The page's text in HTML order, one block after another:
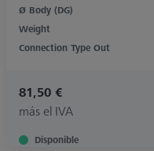
Ø Body (DG)
Weight
Connection Type Out
81,50 €
más el IVA
Disponible